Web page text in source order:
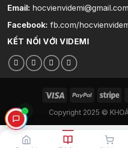
Email: hocvienvidemi@gmail.com
Facebook: fb.com/
KẾT NỐI VỚI VIDEMI
Copyright 2025 © KHOÁ